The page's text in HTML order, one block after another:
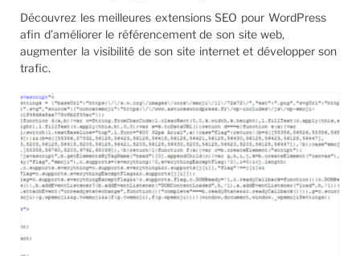
Découvrez les meilleures extensions SEO pour WordPress
afin d’améliorer le référencement de son site web,
augmenter la visibilité de son site internet et développer son
trafic.